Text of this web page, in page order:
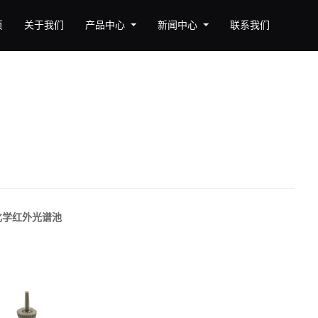
关于我们 产品中心 新闻中心 联系我们
红外光谱池